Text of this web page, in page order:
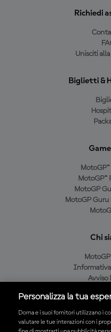
Richiedi
Unisciti
Biglietti &
MotoGP™
MotoGP
MotoGP Guru
Chi
Informativa
Avviso
Condizioni
Personalizza la tua
Dorna e i suoi fornitori utilizzano i
valutare le tue interazioni con i